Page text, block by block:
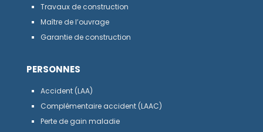
Travaux de construction
Maître de l’ouvrage
Garantie de construction
PERSONNES
Accident (LAA)
Complémentaire accident (LAAC)
Perte de gain maladie